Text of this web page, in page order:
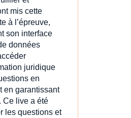
mis cette
à l’épreuve,
son interface
données
juridique
en
en garantissant
Ce live a été
les questions et